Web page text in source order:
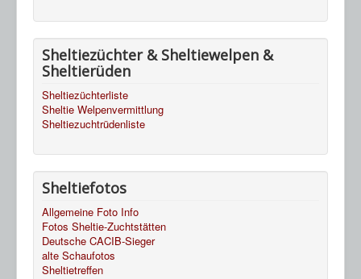
Sheltiezüchter & Sheltiewelpen &
Sheltierüden
Sheltiezüchterliste
Sheltie Welpenvermittlung
Sheltiezuchtrüdenliste
Sheltiefotos
Allgemeine Foto Info
Fotos Sheltie-Zuchtstätten
Deutsche CACIB-Sieger
alte Schaufotos
Sheltietreffen